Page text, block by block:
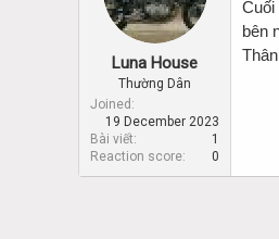
t
r
d
a
e
Luna House
Thường Dân
Joined
19 December 2023
Bài viết
1
Reaction score
0
Cuối
bên